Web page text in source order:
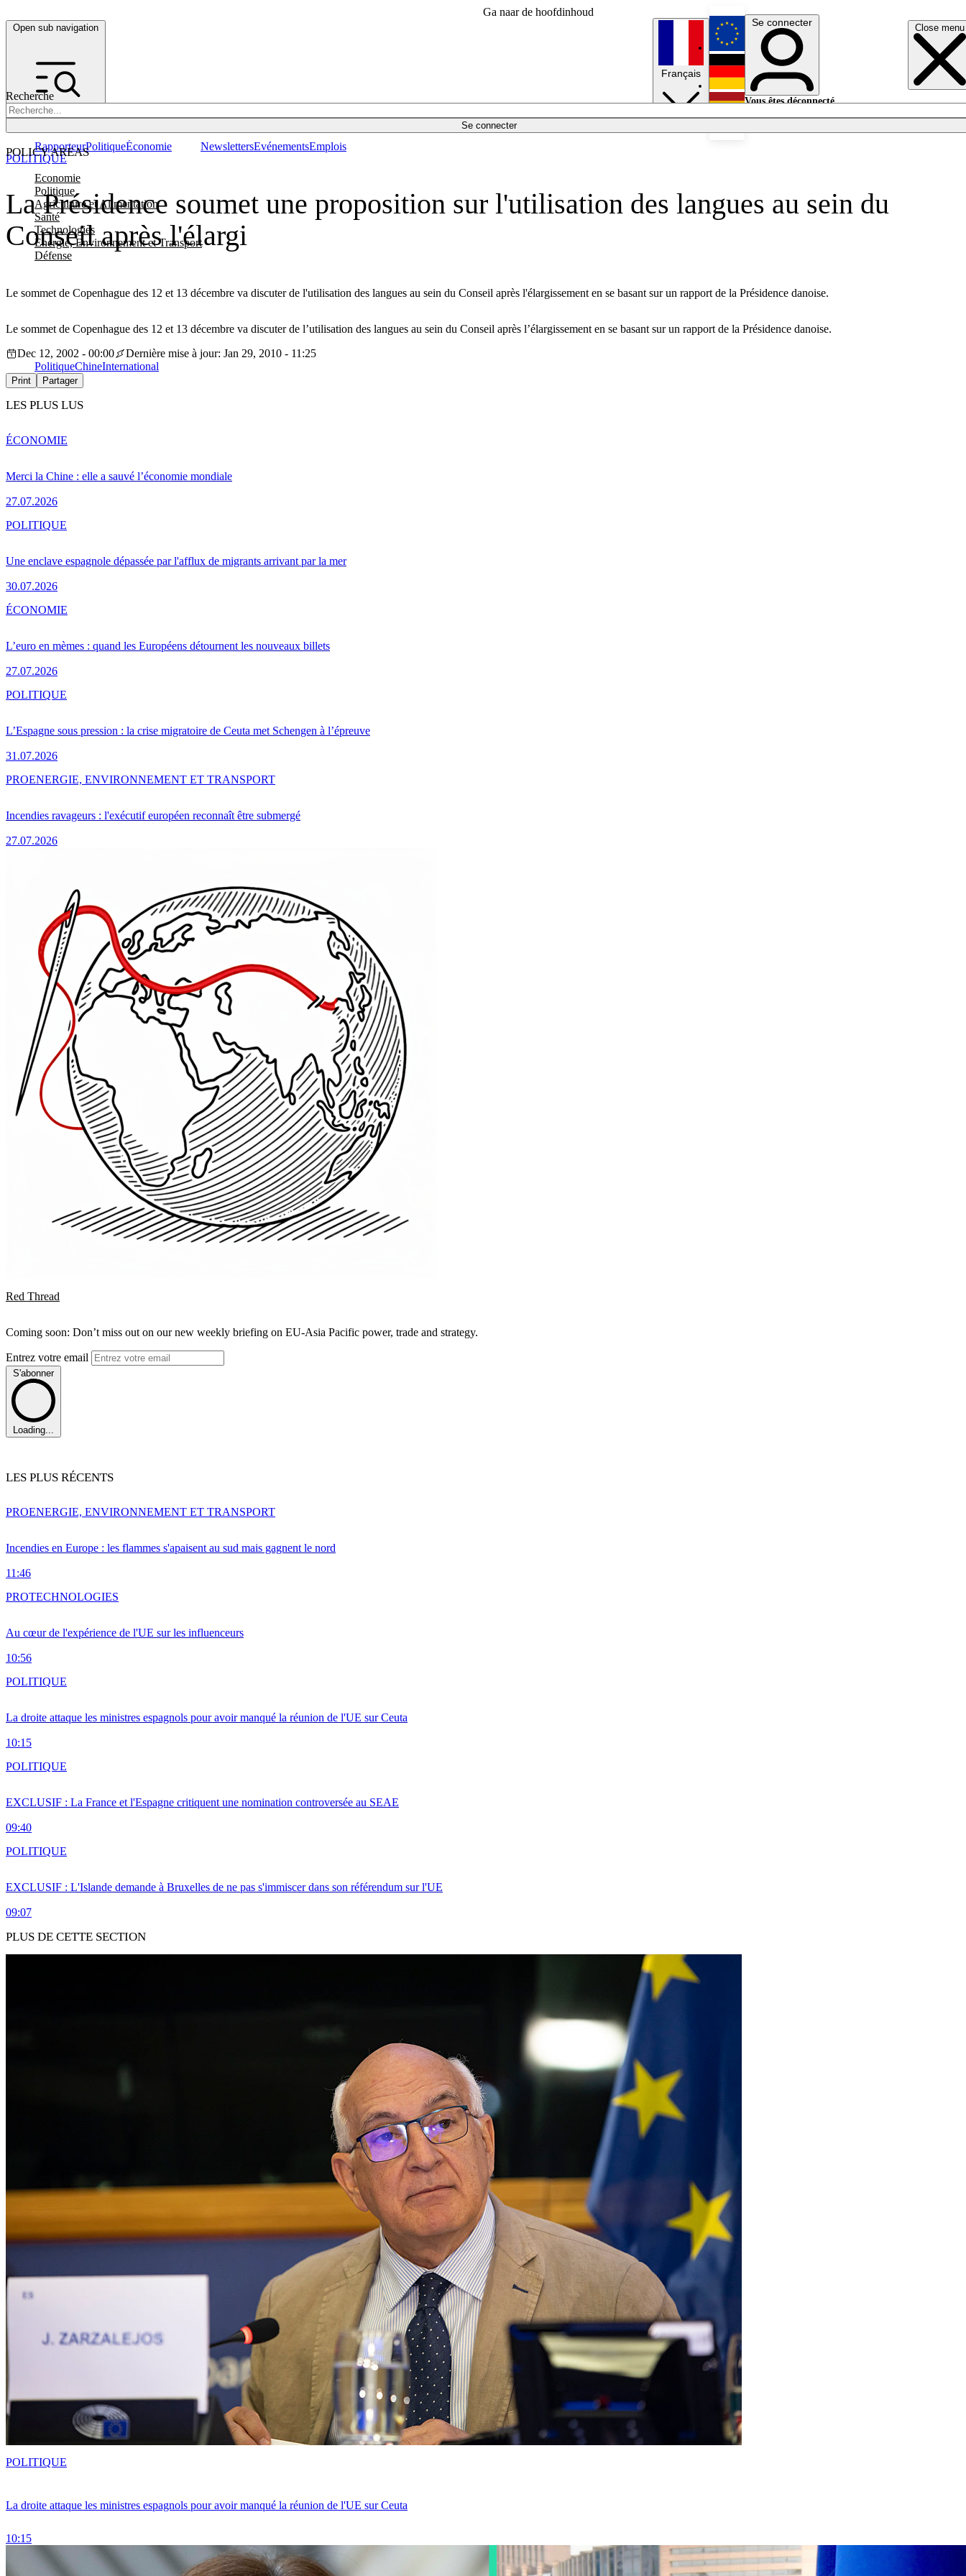
Ga naar de hoofdinhoud
Open sub navigation Close menu
Recherche
Se connecter
POLICY AREAS
Economie
Politique
Agriculture et Alimentation
Santé
Technologies
Energie, Environnement et Transport
Défense
RapporteurPolitiqueÉconomie NewslettersEvénementsEmplois
Français
English
Deutsch
Se connecter
Vous êtes déconnecté.
La Présidence soumet une proposition sur l'utilisation des langues au sein du
Conseil après l'élargi
Le sommet de Copenhague des 12 et 13 décembre va discuter de l'utilisation des langues au sein du Conseil après l'élargissement en se basant sur un rapport de la Présidence danoise.
POLITIQUE
Le sommet de Copenhague des 12 et 13 décembre va discuter de l’utilisation des langues au sein du Conseil après l’élargissement en se basant sur un rapport de la Présidence danoise.
Dec 12, 2002 - 00:00
Dernière mise à jour: Jan 29, 2010 - 11:25
PolitiqueChineInternational
Print Partager
LES PLUS LUS
Merci la Chine : elle a sauvé l’économie mondiale
27.07.2026
ÉCONOMIE
Une enclave espagnole dépassée par l'afflux de migrants arrivant par la mer
30.07.2026
POLITIQUE
L’euro en mèmes : quand les Européens détournent les nouveaux billets
27.07.2026
ÉCONOMIE
L’Espagne sous pression : la crise migratoire de Ceuta met Schengen à l’épreuve
31.07.2026
POLITIQUE
Incendies ravageurs : l'exécutif européen reconnaît être submergé
27.07.2026
PROENERGIE, ENVIRONNEMENT ET TRANSPORT
Red Thread
Coming soon: Don’t miss out on our new weekly briefing on EU-Asia Pacific power, trade and strategy.
Entrez votre email
S'abonner
Loading...
LES PLUS RÉCENTS
Incendies en Europe : les flammes s'apaisent au sud mais gagnent le nord
11:46
PROENERGIE, ENVIRONNEMENT ET TRANSPORT
Au cœur de l'expérience de l'UE sur les influenceurs
10:56
PROTECHNOLOGIES
La droite attaque les ministres espagnols pour avoir manqué la réunion de l'UE sur Ceuta
10:15
POLITIQUE
EXCLUSIF : La France et l'Espagne critiquent une nomination controversée au SEAE
09:40
POLITIQUE
EXCLUSIF : L'Islande demande à Bruxelles de ne pas s'immiscer dans son référendum sur l'UE
09:07
POLITIQUE
PLUS DE CETTE SECTION
La droite attaque les ministres espagnols pour avoir manqué la réunion de l'UE sur Ceuta
10:15
POLITIQUE